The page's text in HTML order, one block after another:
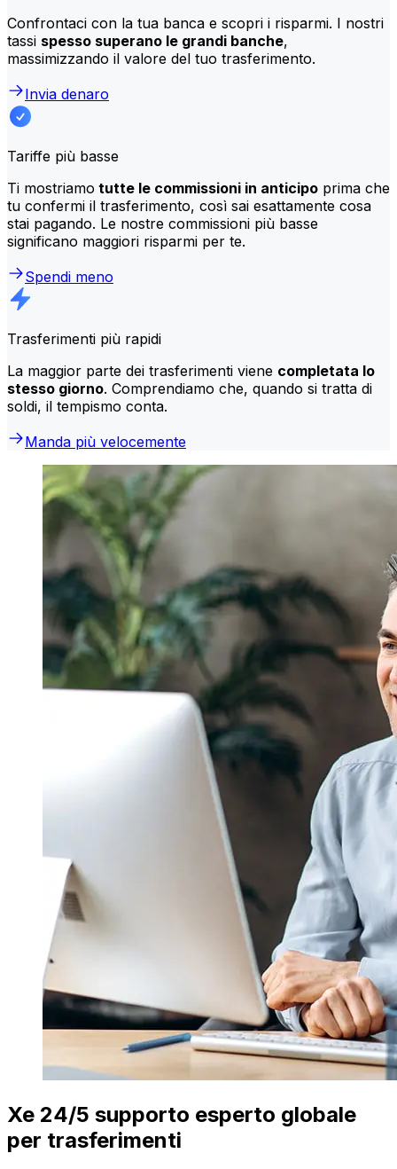
Confrontaci con la tua banca e scopri i risparmi. I nostri
tassi spesso superano le grandi banche,
massimizzando il valore del tuo trasferimento.
Invia denaro
Tariffe più basse
Ti mostriamo tutte le commissioni in anticipo prima che
tu confermi il trasferimento, così sai esattamente cosa
stai pagando. Le nostre commissioni più basse
significano maggiori risparmi per te.
Spendi meno
Trasferimenti più rapidi
La maggior parte dei trasferimenti viene completata lo
stesso giorno. Comprendiamo che, quando si tratta di
soldi, il tempismo conta.
Manda più velocemente
Xe 24/5 supporto esperto globale
per trasferimenti